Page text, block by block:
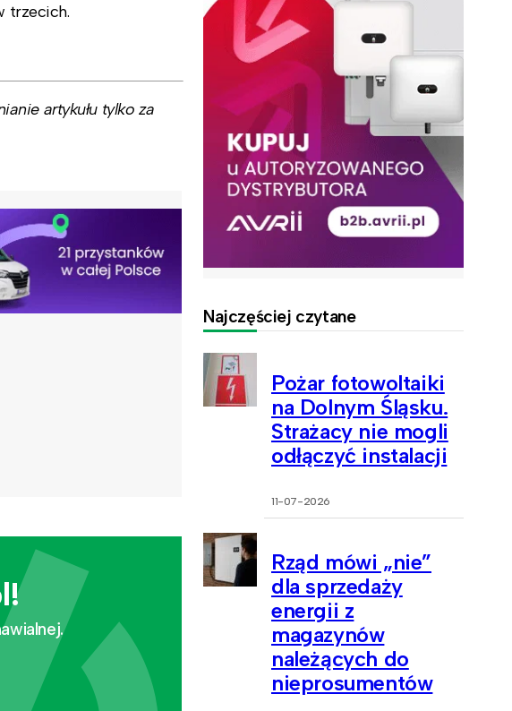
trzecich.
artykułu tylko za
Najczęściej czytane
Pożar fotowoltaiki
na Dolnym Śląsku.
Strażacy nie mogli
odłączyć instalacji
11-07-2026
Rząd mówi „nie”
dla sprzedaży
energii z
magazynów
należących do
nieprosumentów